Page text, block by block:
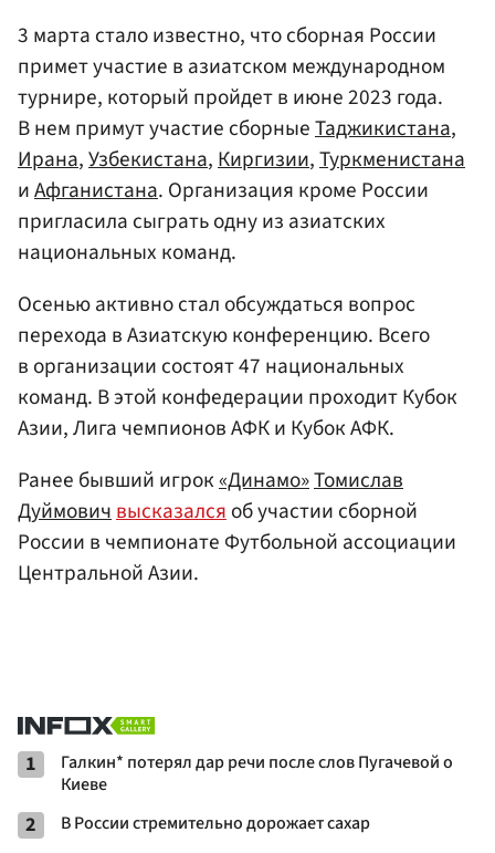
3 марта стало известно, что сборная России
примет участие в азиатском международном
турнире, который пройдет в июне 2023 года.
В нем примут участие сборныеТаджикистана,
Ирана,Узбекистана, Киргизии,Туркменистана
иАфганистана. Организация кроме России
пригласила сыграть одну из азиатских
национальных команд.
Осенью активно стал обсуждаться вопрос
перехода в Азиатскую конференцию. Всего
в организации состоят 47 национальных
команд. В этой конфедерации проходит Кубок
Азии, Лига чемпионов АФК и Кубок АФК.
Ранее бывший игрок«Динамо»Томислав
Дуймовичвысказалсяоб участии сборной
России в чемпионате Футбольной ассоциации
Центральной Азии.
1
Галкин* потерял дар речи после слов Пугачевой о
Киеве
2 В России стремительно дорожает сахар